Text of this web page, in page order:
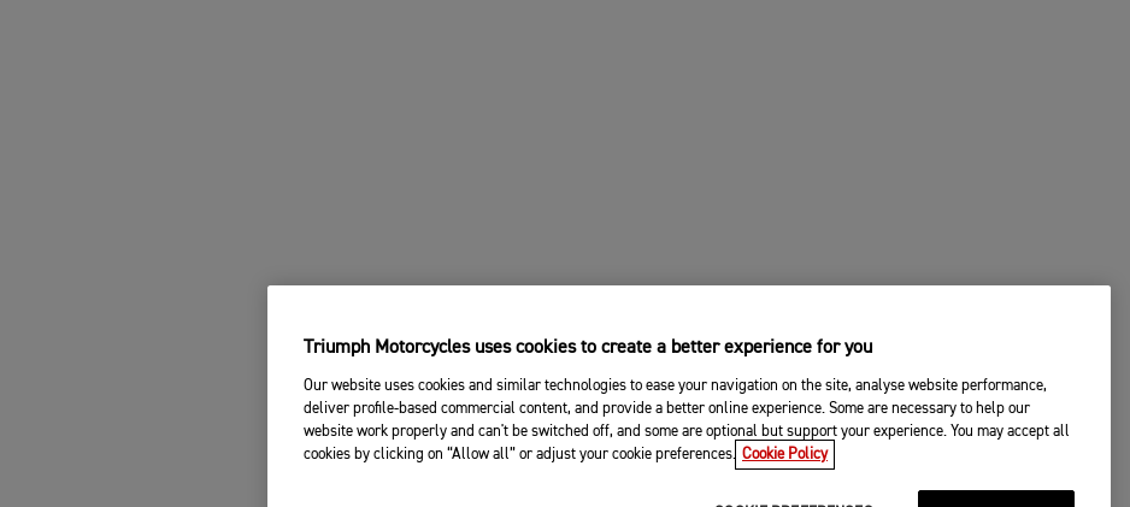
Triumph Motorcycles uses cookies to create a better experience for you
Our website uses cookies and similar technologies to ease your navigation on the site, analyse website performance,
deliver profile-based commercial content, and provide a better online experience. Some are necessary to help our
website work properly and can't be switched off, and some are optional but support your experience. You may accept all
cookies by clicking on “Allow all” or adjust your cookie preferences. Cookie Policy